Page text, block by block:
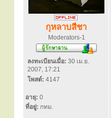
กุหลาบสีชา
Moderators-1
ลงทะเบียนเมื่อ: 30 เม.ย.
2007, 17:21
โพสต์: 4147
อายุ: 0
ที่อยู่: กทม.